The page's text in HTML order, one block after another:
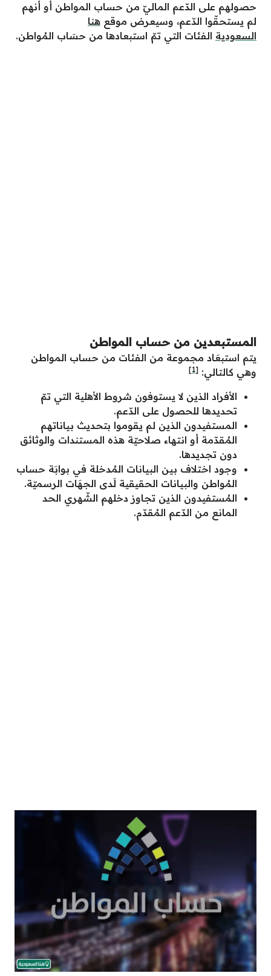
حصولهم على الدّعم الماليّ من حساب المواطن أو أنهم
لم يستحقّوا الدّعم، وسيعرض موقع هنا
السعودية الفئات التي تمّ استبعادها من حسَاب المُواطن.
المستبعدين من حساب المواطن
يتم استبعَاد مجموعة من الفئات من حساب المواطن
وهي كالتالي: [1]
الأفراد الذين لا يستوفون شروط الأهلية التي تمّ
تحديدها للحصول على الدّعم.
المستفيدون الذين لم يقوموا بتحديث بياناتهم
المُقدّمة أو انتهاء صلاحيّة هذه المستندات والوثائق
دون تجديدها.
وجود اختلاف بين البيانات المُدخلة في بوابَة حساب
المُواطن والبيانات الحقيقية لَدى الجهَات الرسميّة.
المُستفيدون الذين تجاوز دخلهم الشّهري الحد
المانع من الدّعم المُقدّم.